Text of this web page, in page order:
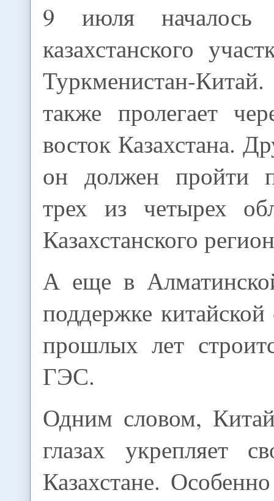
9 июля началось
казахстанского
Туркменистан-
также пролегает
восток Казахстана.
он должен пройти
трех из четырех
Казахстанского
А еще в
поддержке
прошлых лет
ГЭС.
Одним словом,
глазах укрепляет
Казахстане.